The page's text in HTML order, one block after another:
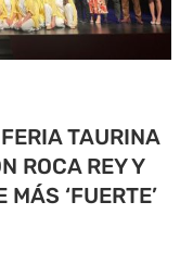
TAURINA
ROCA REY Y
‘FUERTE’